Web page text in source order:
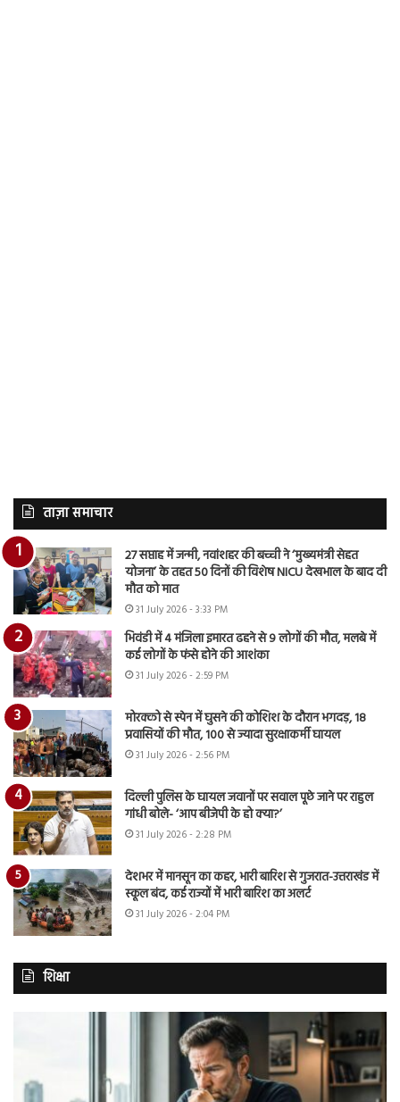
ताज़ा समाचार
27 सप्ताह में जन्मी, नवांशहर की बच्ची ने ‘मुख्यमंत्री सेहत
योजना’ के तहत 50 दिनों की विशेष NICU देखभाल के बाद दी
मौत को मात
31 July 2026 - 3:33 PM
भिवंडी में 4 मंजिला इमारत ढहने से 9 लोगों की मौत, मलबे में
कई लोगों के फंसे होने की आशंका
31 July 2026 - 2:59 PM
मोरक्को से स्पेन में घुसने की कोशिश के दौरान भगदड़, 18
प्रवासियों की मौत, 100 से ज्यादा सुरक्षाकर्मी घायल
31 July 2026 - 2:56 PM
दिल्ली पुलिस के घायल जवानों पर सवाल पूछे जाने पर राहुल
गांधी बोले- ‘आप बीजेपी के हो क्या?’
31 July 2026 - 2:28 PM
देशभर में मानसून का कहर, भारी बारिश से गुजरात-उत्तराखंड में
स्कूल बंद, कई राज्यों में भारी बारिश का अलर्ट
31 July 2026 - 2:04 PM
शिक्षा